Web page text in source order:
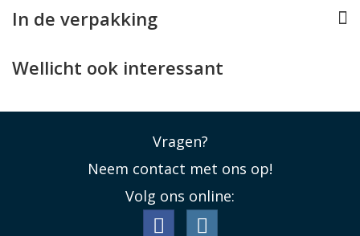
de Apple MagSafe oplader te werken.
In de verpakking
Wellicht ook interessant
Vragen?
Neem contact met ons op!
Volg ons online: